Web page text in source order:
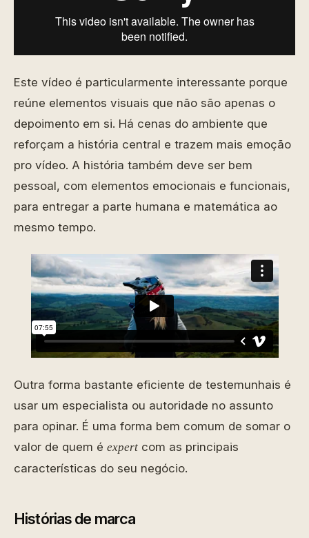
Este vídeo é particularmente interessante porque
reúne elementos visuais que não são apenas o
depoimento em si. Há cenas do ambiente que
reforçam a história central e trazem mais emoção
pro vídeo. A história também deve ser bem
pessoal, com elementos emocionais e funcionais,
para entregar a parte humana e matemática ao
mesmo tempo.
Outra forma bastante eficiente de testemunhais é
usar um especialista ou autoridade no assunto
para opinar. É uma forma bem comum de somar o
valor de quem é expert com as principais
características do seu negócio.
Histórias de marca